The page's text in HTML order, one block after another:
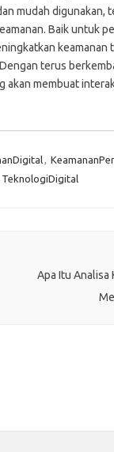
mudah digunakan,
Baik untuk
keamanan
terus
akan membuat
,
TeknologiDigital
Apa Itu Analisa